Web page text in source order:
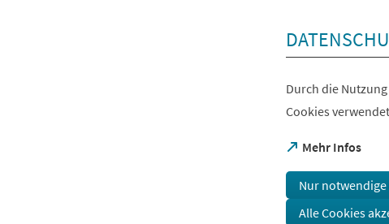
Durch die
Cookies
Mehr Infos
(Öffnet
einem
neuen
Tab)
Nur notwendige
Alle Cookies